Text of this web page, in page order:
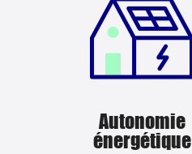
Autonomie
énergétique